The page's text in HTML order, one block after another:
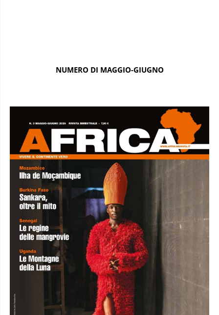
NUMERO DI MAGGIO-GIUGNO